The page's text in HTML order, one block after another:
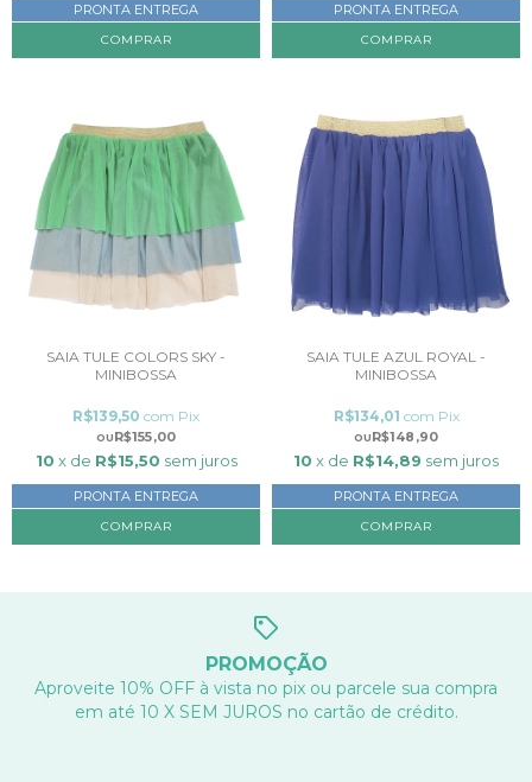
PRONTA ENTREGA PRONTA ENTREGA
COMPRAR
SAIA TULE COLORS SKY -
MINIBOSSA
R$155,00
R$139,50 com Pix
10 x de R$15,50 sem juros
PRONTA ENTREGA
COMPRAR
SAIA TULE AZUL ROYAL -
MINIBOSSA
R$148,90
R$134,01 com Pix
10 x de R$14,89 sem juros
PRONTA ENTREGA
COMPRAR
PROMOÇÃO
Aproveite 10% OFF à vista no pix ou parcele sua compra
em até 10 X SEM JUROS no cartão de crédito.